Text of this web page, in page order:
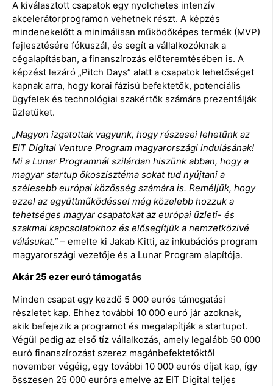
A kiválasztott csapatok egy nyolchetes intenzív
akcelerátorprogramon vehetnek részt. A képzés
mindenekelőtt a minimálisan működőképes termék (MVP)
fejlesztésére fókuszál, és segít a vállalkozóknak a
cégalapításban, a finanszírozás előteremtésében is. A
képzést lezáró „Pitch Days” alatt a csapatok lehetőséget
kapnak arra, hogy korai fázisú befektetők, potenciális
ügyfelek és technológiai szakértők számára prezentálják
üzletüket.
„Nagyon izgatottak vagyunk, hogy részesei lehetünk az
EIT Digital Venture Program magyarországi indulásának!
Mi a Lunar Programnál szilárdan hiszünk abban, hogy a
magyar startup ökoszisztéma sokat tud nyújtani a
szélesebb európai közösség számára is. Reméljük, hogy
ezzel az együttműködéssel még közelebb hozzuk a
tehetséges magyar csapatokat az európai üzleti- és
szakmai kapcsolatokhoz és elősegítjük a nemzetközivé
válásukat.” – emelte ki Jakab Kitti, az inkubációs program
magyarországi vezetője és a Lunar Program alapítója.
Akár 25 ezer euró támogatás
Minden csapat egy kezdő 5 000 eurós támogatási
részletet kap. Ehhez további 10 000 euró jár azoknak,
akik befejezik a programot és megalapítják a startupot.
Végül pedig az első tíz vállalkozás, amely legalább 50 000
euró finanszírozást szerez magánbefektetőktől
november végéig, egy további 10 000 eurós díjat kap, így
összesen 25 000 euróra emelve az EIT Digital teljes